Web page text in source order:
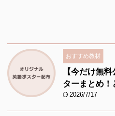
おすすめ教材
【今だけ無
ターまとめ！
2026/7/17